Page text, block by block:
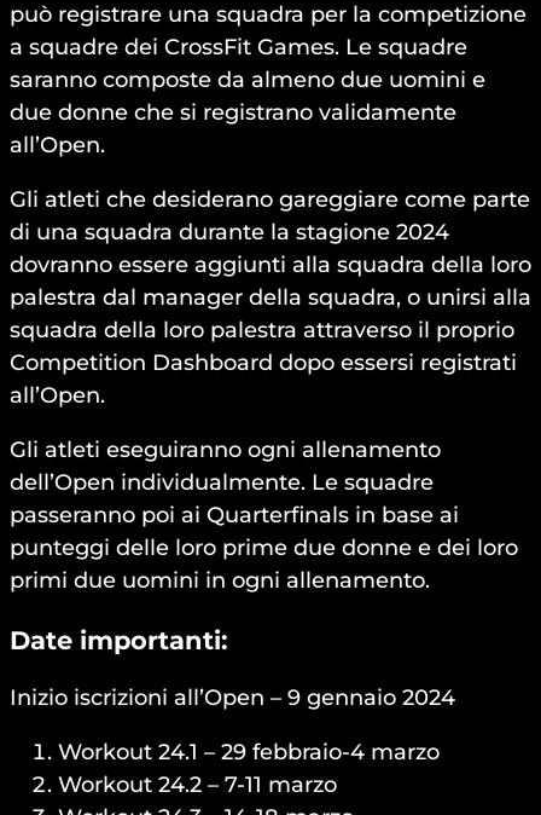
può registrare una squadra per la competizione
a squadre dei CrossFit Games. Le squadre
saranno composte da almeno due uomini e
due donne che si registrano validamente
all’Open.
Gli atleti che desiderano gareggiare come parte
di una squadra durante la stagione 2024
dovranno essere aggiunti alla squadra della loro
palestra dal manager della squadra, o unirsi alla
squadra della loro palestra attraverso il proprio
Competition Dashboard dopo essersi registrati
all’Open.
Gli atleti eseguiranno ogni allenamento
dell’Open individualmente. Le squadre
passeranno poi ai Quarterfinals in base ai
punteggi delle loro prime due donne e dei loro
primi due uomini in ogni allenamento.
Date importanti:
Inizio iscrizioni all’Open – 9 gennaio 2024
Workout 24.1 – 29 febbraio-4 marzo
Workout 24.2 – 7-11 marzo